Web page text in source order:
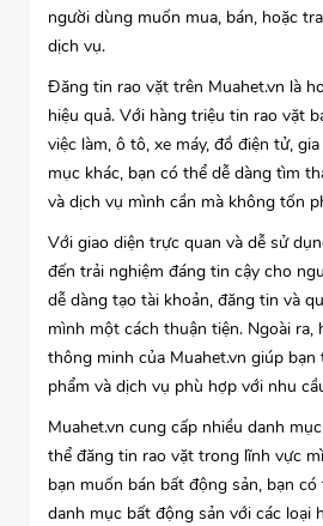
người dùng muốn mua, bán, hoặc
dịch vụ.
Đăng tin rao vặt trên Muahet.vn là
hiệu quả. Với hàng triệu tin rao vặt
việc làm, ô tô, xe máy, đồ điện tử,
mục khác, bạn có thể dễ dàng tìm
và dịch vụ mình cần mà không tốn
Với giao diện trực quan và dễ sử
đến trải nghiệm đáng tin cậy cho
dễ dàng tạo tài khoản, đăng tin và
mình một cách thuận tiện. Ngoài ra,
thông minh của Muahet.vn giúp
phẩm và dịch vụ phù hợp với nhu
Muahet.vn cung cấp nhiều danh
thể đăng tin rao vặt trong lĩnh vực
bạn muốn bán bất động sản, bạn
danh mục bất động sản với các loại